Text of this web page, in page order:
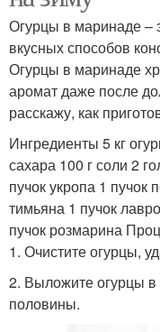
Огурцы в маринаде –
вкусных способов
Огурцы в маринаде
аромат даже после
расскажу, как
Ингредиенты 5 кг
сахара 100 г соли 2
пучок укропа 1 пучок
тимьяна 1 пучок
пучок розмарина
1. Очистите огурцы,
2. Выложите огурцы в
половины.